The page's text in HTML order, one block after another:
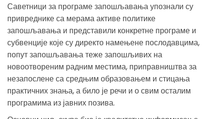
Саветници за програме запошљавања упознали су
привреднике са мерама активе политике
запошљавања и представили конкретне програме и
субвенције које су директо намењене послодавцима,
попут запошљавања теже запошљивих на
новоотвореним радним местима, приправништва за
незапослене са средњим образовањем и стицања
практичних знања, а било је речи и о свим осталим
програмима из јавних позива.